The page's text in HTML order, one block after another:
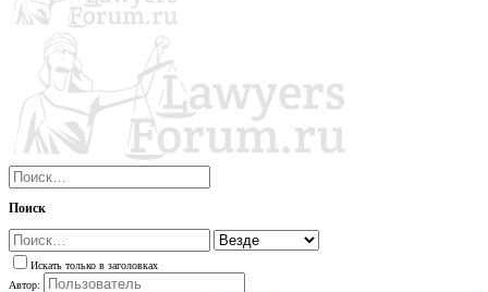
Поиск
Искать только в заголовках
Автор: